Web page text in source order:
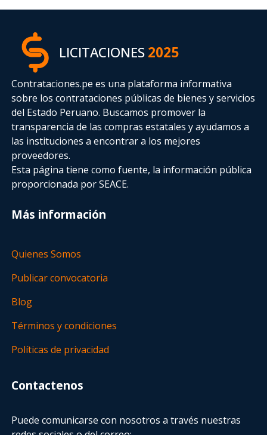
LICITACIONES2025
Contrataciones.pe es una plataforma informativa
sobre los contrataciones públicas de bienes y servicios
del Estado Peruano. Buscamos promover la
transparencia de las compras estatalesy ayudamos a
las instituciones a encontrar a los mejores
proveedores.
Esta página tiene como fuente, la información pública
proporcionada por SEACE.
Más información
Quienes Somos
Publicar convocatoria
Blog
Términos y condiciones
Políticas de privacidad
Contactenos
Puede comunicarse con nosotros a través nuestras